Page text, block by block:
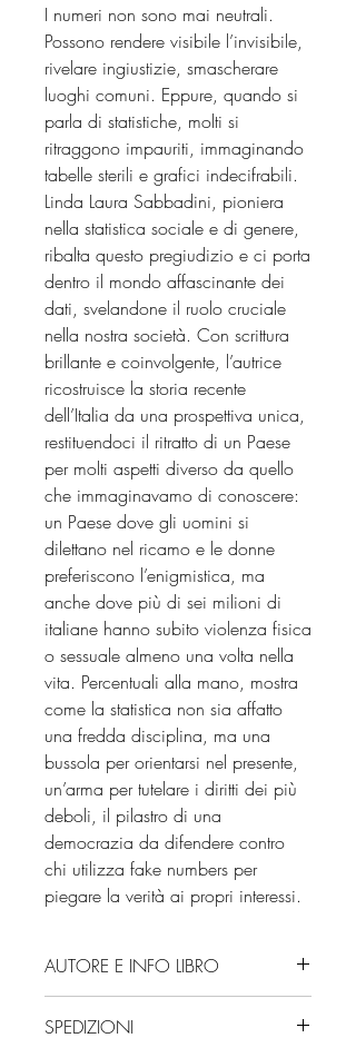
I numeri non sono mai neutrali.
Possono rendere visibile l’invisibile,
rivelare ingiustizie, smascherare
luoghi comuni. Eppure, quando si
parla di statistiche, molti si
ritraggono impauriti, immaginando
tabelle sterili e grafici indecifrabili.
Linda Laura Sabbadini, pioniera
nella statistica sociale e di genere,
ribalta questo pregiudizio e ci porta
dentro il mondo affascinante dei
dati, svelandone il ruolo cruciale
nella nostra società. Con scrittura
brillante e coinvolgente, l’autrice
ricostruisce la storia recente
dell’Italia da una prospettiva unica,
restituendoci il ritratto di un Paese
per molti aspetti diverso da quello
che immaginavamo di conoscere:
un Paese dove gli uomini si
dilettano nel ricamo e le donne
preferiscono l’enigmistica, ma
anche dove più di sei milioni di
italiane hanno subito violenza fisica
o sessuale almeno una volta nella
vita. Percentuali alla mano, mostra
come la statistica non sia affatto
una fredda disciplina, ma una
bussola per orientarsi nel presente,
un’arma per tutelare i diritti dei più
deboli, il pilastro di una
democrazia da difendere contro
chi utilizza fake numbers per
piegare la verità ai propri interessi.
AUTORE E INFO LIBRO
SPEDIZIONI